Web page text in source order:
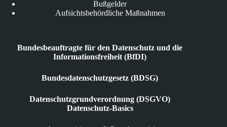
Bußgelder
Aufsichtsbehördliche Maßnahmen
Bundesbeauftragte für den Datenschutz und die
Informationsfreiheit (BfDI)
Bundesdatenschutzgesetz (BDSG)
Datenschutzgrundverordnung (DSGVO)
Datenschutz-Basics